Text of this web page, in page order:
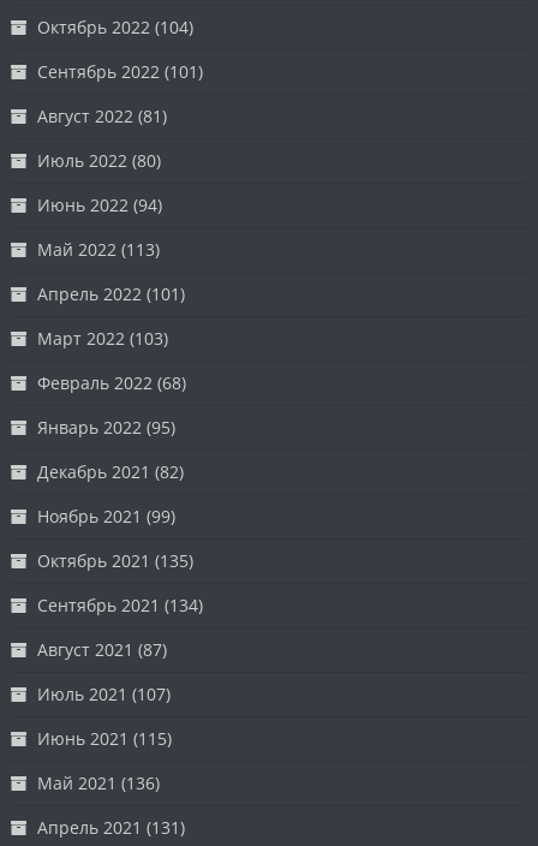
Октябрь 2022 (104)
Сентябрь 2022 (101)
Август 2022 (81)
Июль 2022 (80)
Июнь 2022 (94)
Май 2022 (113)
Апрель 2022 (101)
Март 2022 (103)
Февраль 2022 (68)
Январь 2022 (95)
Декабрь 2021 (82)
Ноябрь 2021 (99)
Октябрь 2021 (135)
Сентябрь 2021 (134)
Август 2021 (87)
Июль 2021 (107)
Июнь 2021 (115)
Май 2021 (136)
Апрель 2021 (131)